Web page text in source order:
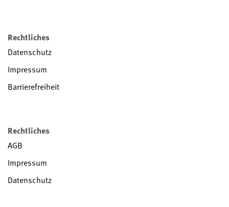
Rechtliches
Datenschutz
Impressum
Barrierefreiheit
Rechtliches
AGB
Impressum
Datenschutz